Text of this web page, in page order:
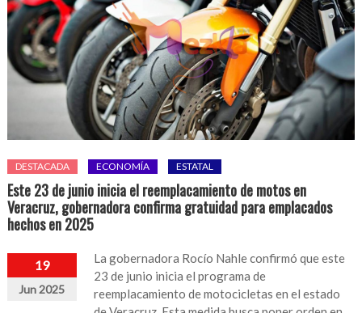
DESTACADA ECONOMÍA ESTATAL
Este 23 de junio inicia el reemplacamiento de motos en
Veracruz, gobernadora confirma gratuidad para emplacados
hechos en 2025
19
Jun 2025
La gobernadora Rocío Nahle confirmó que este
23 de junio inicia el programa de
reemplacamiento de motocicletas en el estado